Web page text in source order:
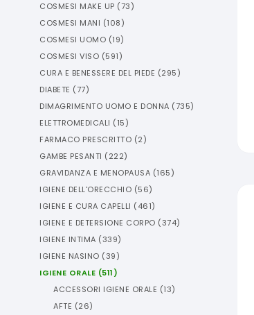
COSMESI MAKE UP (73)
COSMESI MANI (108)
COSMESI UOMO (19)
COSMESI VISO (591)
CURA E BENESSERE DEL PIEDE (295)
DIABETE (77)
DIMAGRIMENTO UOMO E DONNA (735)
ELETTROMEDICALI (15)
FARMACO PRESCRITTO (2)
GAMBE PESANTI (222)
GRAVIDANZA E MENOPAUSA (165)
IGIENE DELL'ORECCHIO (56)
IGIENE E CURA CAPELLI (461)
IGIENE E DETERSIONE CORPO (374)
IGIENE INTIMA (339)
IGIENE NASINO (39)
IGIENE ORALE (511)
ACCESSORI IGIENE ORALE (13)
AFTE (26)